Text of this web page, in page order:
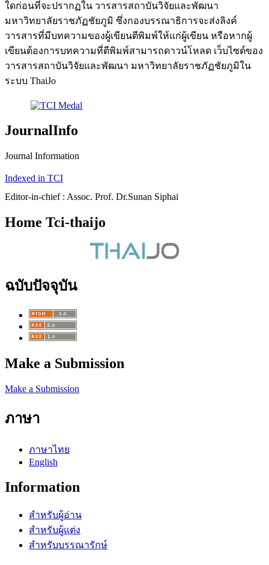
ใดก่อนที่จะปรากฏใน วารสารสถาบันวิจัยและพัฒนา
มหาวิทยาลัยราชภัฏชัยภูมิ ซึ่งกองบรรณาธิการจะส่งลิงค์
วารสารที่มีบทความของผู้เขียนตีพิมพ์ให้แก่ผู้เขียน หรือหากผู้
เขียนต้องการบทความที่ตีพิมพ์สามารถดาวน์โหลด เว็บไซต์ของ
วารสารสถาบันวิจัยและพัฒนา มหาวิทยาลัยราชภัฏชัยภูมิใน
ระบบ ThaiJo
JournalInfo
Journal Information
Indexed in TCI
Editor-in-chief : Assoc. Prof. Dr.Sunan Siphai
Home Tci-thaijo
ฉบับปัจจุบัน
Make a Submission
Make a Submission
ภาษา
ภาษาไทย
English
Information
สำหรับผู้อ่าน
สำหรับผู้แต่ง
สำหรับบรรณารักษ์